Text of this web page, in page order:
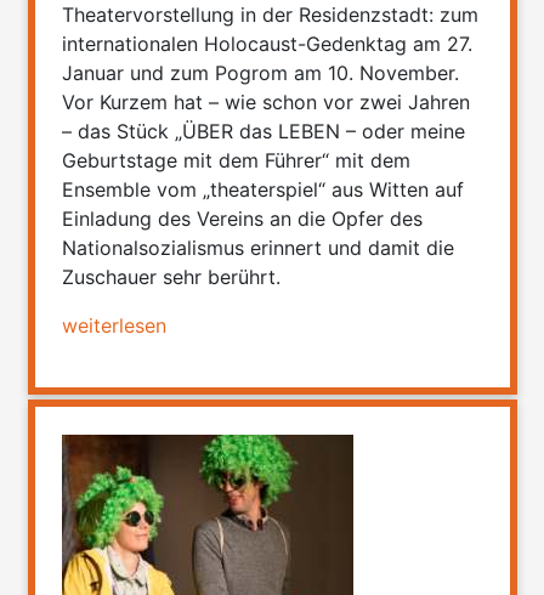
Theatervorstellung in der Residenzstadt: zum
internationalen Holocaust-Gedenktag am 27.
Januar und zum Pogrom am 10. November.
Vor Kurzem hat – wie schon vor zwei Jahren
– das Stück „ÜBER das LEBEN – oder meine
Geburtstage mit dem Führer“ mit dem
Ensemble vom „theaterspiel“ aus Witten auf
Einladung des Vereins an die Opfer des
Nationalsozialismus erinnert und damit die
Zuschauer sehr berührt.
weiterlesen